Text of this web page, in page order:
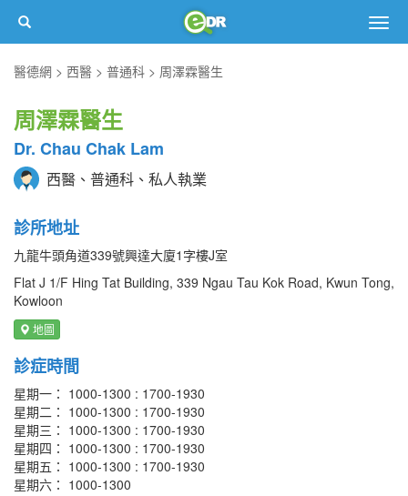
醫德網
西醫 普通科 周澤霖醫生
周澤霖醫生
Dr. Chau Chak Lam
西醫、普通科、私人執業
診所地址
九龍牛頭角道339號興達大廈1字樓J室
Flat J 1/F Hing Tat Building, 339 Ngau Tau Kok Road, Kwun Tong,
Kowloon
地圖
診症時間
星期一： 1000-1300 : 1700-1930
星期二： 1000-1300 : 1700-1930
星期三： 1000-1300 : 1700-1930
星期四： 1000-1300 : 1700-1930
星期五： 1000-1300 : 1700-1930
星期六： 1000-1300